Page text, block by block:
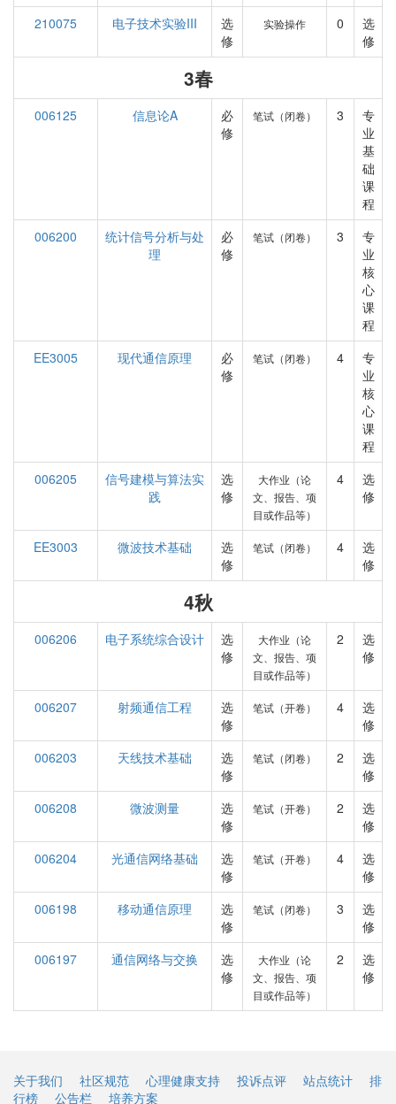
210075
电子技术实验III
选
修
实验操作 0
选
修
3春
006125 信息论A
必
修
笔试（闭卷） 3
专
业
基
础
课
程
006200
统计信号分析与处
理
必
修
笔试（闭卷） 3
专
业
核
心
课
程
EE3005
现代通信原理
必
修
笔试（闭卷） 4
专
业
核
心
课
程
006205
信号建模与算法实
践
选
修
大作业（论
文、报告、项
目或作品等）
4
选
修
EE3003 微波技术基础
选
修
笔试（闭卷） 4
选
修
4秋
006206 电子系统综合设计
选
修
大作业（论
文、报告、项
目或作品等）
2
选
修
006207 射频通信工程
选
修
笔试（开卷） 4
选
修
006203
天线技术基础
选
修
笔试（闭卷） 2
选
修
006208
微波测量
选
修
笔试（开卷） 2
选
修
006204
光通信网络基础
选
修
笔试（开卷） 4
选
修
006198
移动通信原理
选
修
笔试（闭卷） 3
选
修
006197
通信网络与交换
选
修
大作业（论
文、报告、项
目或作品等）
2
选
修
关于我们 社区规范 心理健康支持 投诉点评 站点统计
排
行榜
公告栏 培养方案